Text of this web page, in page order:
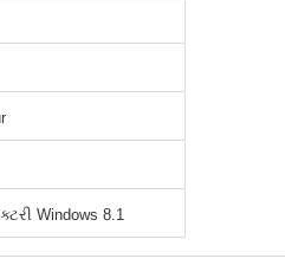
Windows 8.1